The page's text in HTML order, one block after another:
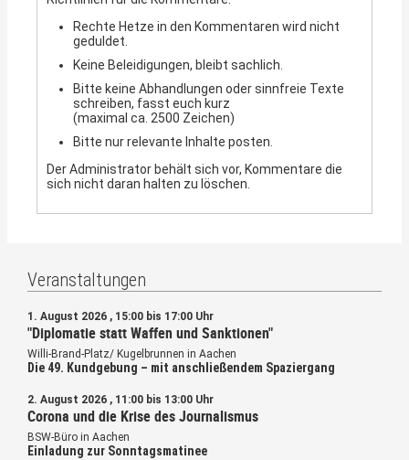
Rechte Hetze in den Kommentaren wird nicht
geduldet.
Keine Beleidigungen, bleibt sachlich.
Bitte keine Abhandlungen oder sinnfreie Texte
schreiben, fasst euch kurz
(maximal ca. 2500 Zeichen)
Bitte nur relevante Inhalte posten.
Der Administrator behält sich vor, Kommentare die
sich nicht daran halten zu löschen.
Veranstaltungen
1. August 2026 , 15:00 bis 17:00 Uhr
"Diplomatie statt Waffen und Sanktionen"
Willi-Brand-Platz/ Kugelbrunnen in Aachen
Die 49. Kundgebung – mit anschließendem Spaziergang
2. August 2026 , 11:00 bis 13:00 Uhr
Corona und die Krise des Journalismus
BSW-Büro in Aachen
Einladung zur Sonntagsmatinee